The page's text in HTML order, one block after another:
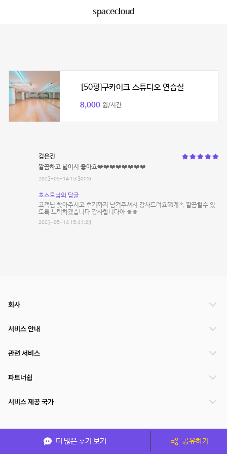
spacecloud
[50평]구카이크 스튜디오 연습실
8,000 원/시간
김은진
깔끔하고 넓어서 좋아요❤️❤️❤️❤️❤️❤️❤️❤️
2023-05-14 15:30:26
호스트님의 답글
고객님 찾아주시고 후기까지 남겨주셔서 감사드려요🥰계속 깔끔할수 있
도록 노력하겠습니다 감사합니다아 ㅎㅎ
2023-05-14 15:41:23
더 많은 후기 보기 공유하기
회사
서비스 안내
관련 서비스
파트너쉽
서비스 제공 국가
(주)NSPACE 사업자정보